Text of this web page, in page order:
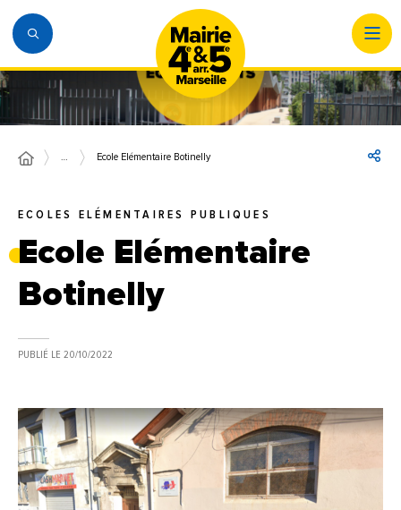
… Ecole Elémentaire Botinelly
ECOLES ELÉMENTAIRES PUBLIQUES
Ecole Elémentaire
Botinelly
PUBLIÉ LE 20/10/2022